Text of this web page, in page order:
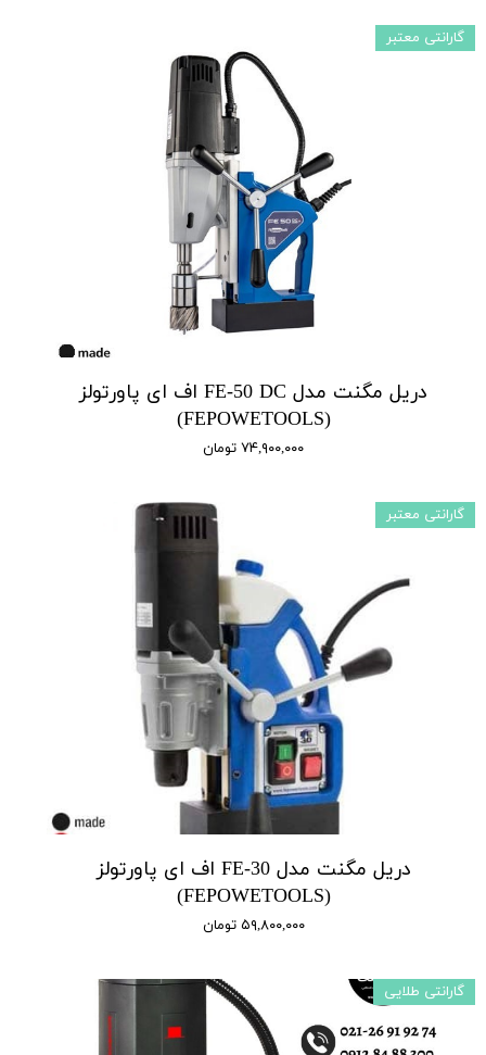
دریل مگنت مدل FE-50 DC اف ای پاورتولز
(FEPOWETOOLS)
۷۴,۹۰۰,۰۰۰ تومان
گارانتی معتبر
دریل مگنت مدل FE-30 اف ای پاورتولز
(FEPOWETOOLS)
۵۹,۸۰۰,۰۰۰ تومان
گارانتی معتبر
گارانتی طلایی